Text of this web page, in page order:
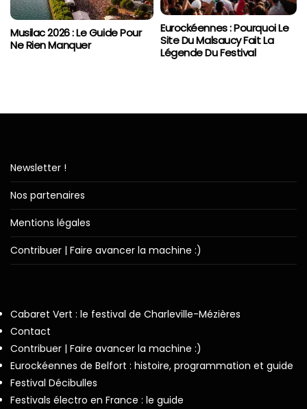
Musilac 2026 : Le Guide Pour
Ne Rien Manquer
Eurockéennes : Pourquoi Le
Site Du Malsaucy Fait La
Légende Du Festival
Newsletter !
Nos partenaires
Mentions légales
Contribuer | Faire avancer la machine :)
Cabaret Vert : le festival de Charleville-Mézières
Contact
Contribuer | Faire avancer la machine :)
Eurockéennes de Belfort : histoire, programmation et guide
Festival Décibulles
Festivals électro en France : le guide